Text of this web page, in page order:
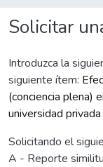
Solicitar
Introduzca la
siguiente ítem:
(conciencia plena)
universidad
Solicitando el
A - Reporte